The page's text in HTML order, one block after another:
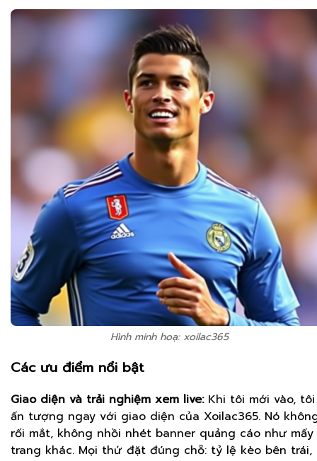
Hình minh hoạ: xoilac365
Các ưu điểm nổi bật
Giao diện và trải nghiệm xem live:Khi tôi mới vào, tôi
ấn tượng ngay với giao diện của Xoilac365. Nó
rối mắt, không nhồi nhét banner quảng cáo như mấy
trang khác. Mọi thứ đặt đúng chỗ: tỷ lệ kèo bên trái,